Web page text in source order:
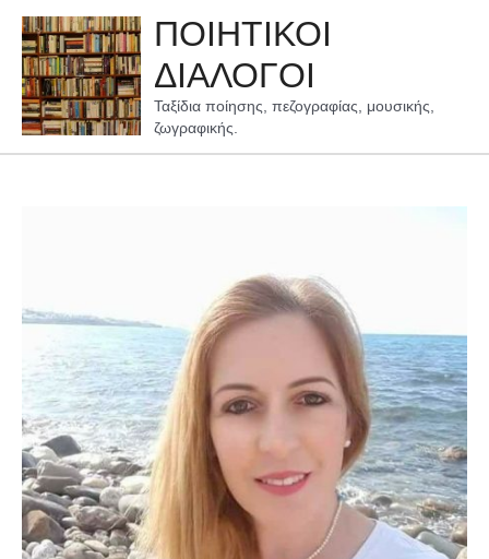
περιεχόμενο
ΠΟΙΗΤΙΚΟΙ
ΔΙΑΛΟΓΟΙ
Ταξίδια ποίησης, πεζογραφίας, μουσικής,
ζωγραφικής.